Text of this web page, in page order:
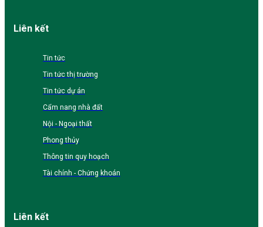
Liên kết
Tin tức
Tin tức thị trường
Tin tức dự án
Cẩm nang nhà đất
Nội - Ngoại thất
Phong thủy
Thông tin quy hoạch
Tài chính - Chứng khoán
Liên kết